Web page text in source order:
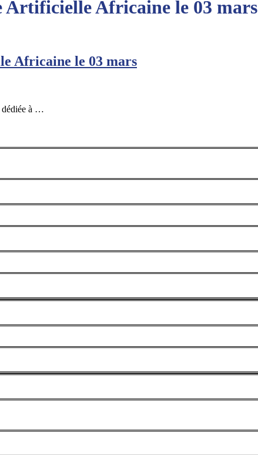
Artificielle Africaine le 03 mars
Africaine le 03 mars
dédiée à …